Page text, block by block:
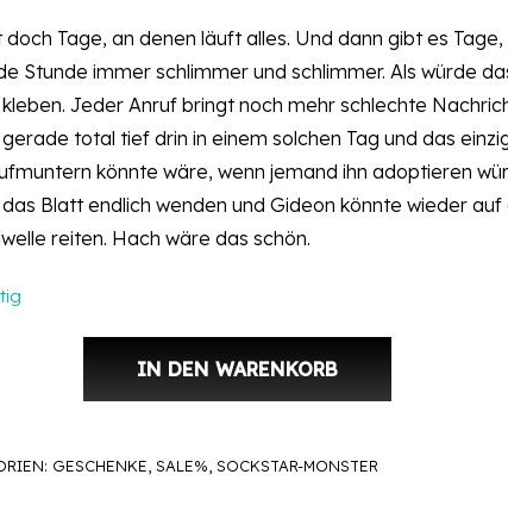
doch Tage, an denen läuft alles. Und dann gibt es
Stunde immer schlimmer und schlimmer. Als würde
Jeder Anruf bringt noch mehr schlechte
total tief drin in einem solchen Tag und das
könnte wäre, wenn jemand ihn adoptieren
Blatt endlich wenden und Gideon könnte wieder auf
reiten. Hach wäre das schön.
Monster Nr. 1696 Gideon Menge
IN DEN WARENKORB
GESCHENKE SALE% SOCKSTAR-MONSTER